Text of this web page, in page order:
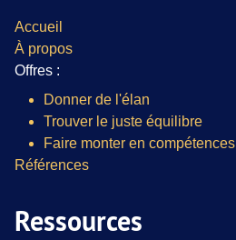
Accueil
À propos
Offres :
Donner de l'élan
Trouver le juste équilibre
Faire monter en compétences
Références
Ressources